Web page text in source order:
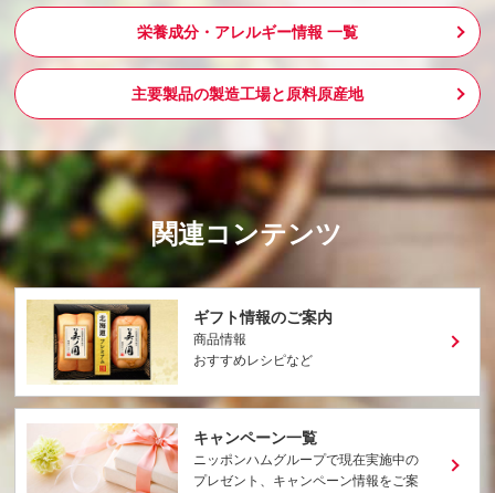
栄養成分・アレルギー情報 一覧
主要製品の製造工場と原料原産地
関連コンテンツ
ギフト情報のご案内
商品情報
おすすめレシピなど
キャンペーン一覧
ニッポンハムグループで現在実施中の
プレゼント、キャンペーン情報をご案